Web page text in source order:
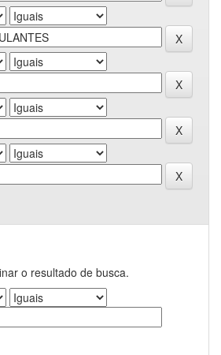
o resultado de busca.